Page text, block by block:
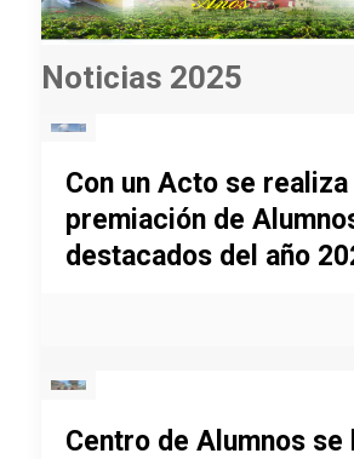
Noticias 2025
Con un Acto se realiza
premiación de
destacados del año
Centro de Alumnos se